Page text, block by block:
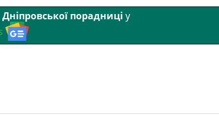
Дніпровської порадниці у